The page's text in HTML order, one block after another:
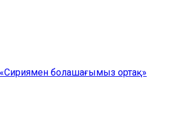
болашағымыз ортақ»